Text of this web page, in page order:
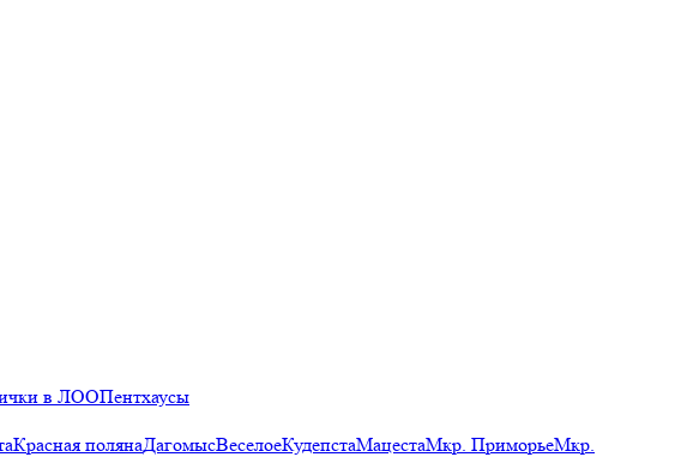
в ЛООПентхаусы
Красная полянаДагомысВеселоеКудепстаМацестаМкр. ПриморьеМкр.